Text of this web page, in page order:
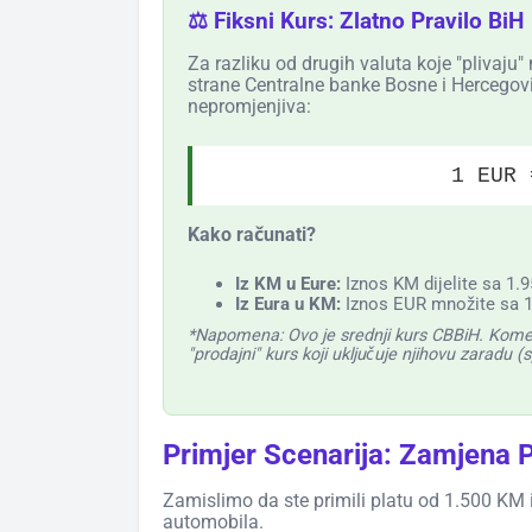
⚖️ Fiksni Kurs: Zlatno Pravilo BiH
Za razliku od drugih valuta koje "plivaju"
strane Centralne banke Bosne i
nepromjenjiva:
1 EUR
Kako računati?
Iz KM u Eure: Iznos KM dijelite sa
Iz Eura u KM: Iznos EUR množite sa
*Napomena: Ovo je srednji kurs CBBiH.
"prodajni" kurs koji uključuje njihovu zaradu
Primjer Scenarija: Zamjena
Zamislimo da ste primili platu od 1.500
automobila.